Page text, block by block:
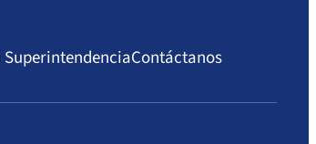
SuperintendenciaContáctanos